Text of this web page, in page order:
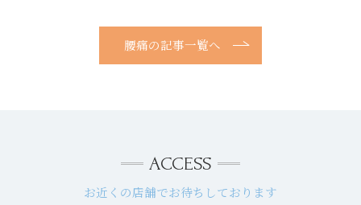
腰痛の記事一覧へ
ACCESS
お近くの店舗でお待ちしております